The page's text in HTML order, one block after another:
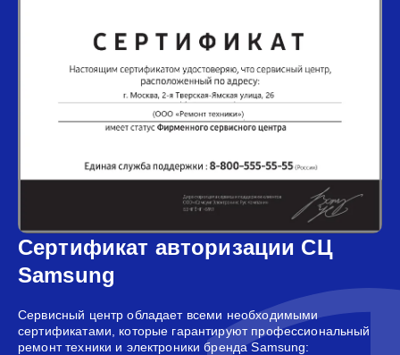
Сертификат авторизации СЦ
Samsung
Сервисный центр обладает всеми необходимыми
сертификатами, которые гарантируют профессиональный
ремонт техники и электроники бренда Samsung: